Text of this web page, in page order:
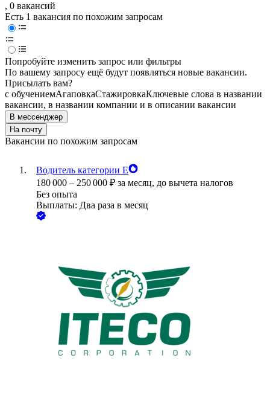
, 0 вакансий
Есть 1 вакансия по похожим запросам
Попробуйте изменить запрос или фильтры
По вашему запросу ещё будут появляться новые вакансии.
Присылать вам?
с обучениемАгаповкаСтажировкаКлючевые слова в названии
вакансии, в названии компании и в описании вакансии
В мессенджер
На почту
Вакансии по похожим запросам
Водитель категории Е
180 000 – 250 000 ₽ за месяц, до вычета налогов
Без опыта
Выплаты: Два раза в месяц